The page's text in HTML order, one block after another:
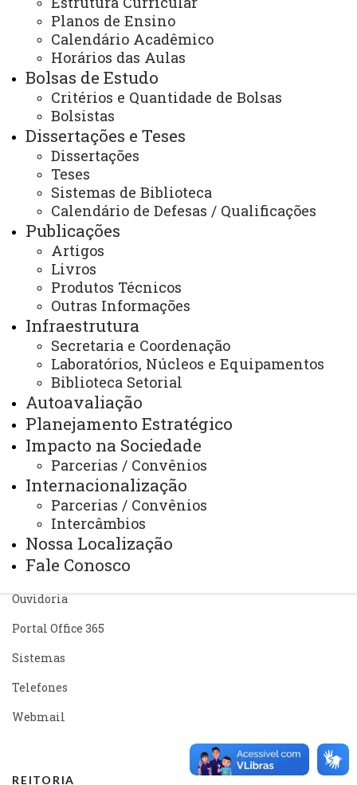
Planos de Ensino
Calendário Acadêmico
Horários das Aulas
Bolsas de Estudo
Critérios e Quantidade de Bolsas
Bolsistas
Dissertações e Teses
Dissertações
Teses
Sistemas de Biblioteca
Calendário de Defesas / Qualificações
Publicações
Artigos
Livros
Produtos Técnicos
Outras Informações
Infraestrutura
Secretaria e Coordenação
Laboratórios, Núcleos e Equipamentos
Biblioteca Setorial
Autoavaliação
Planejamento Estratégico
Impacto na Sociedade
Parcerias / Convênios
Internacionalização
Parcerias / Convênios
Intercâmbios
Nossa Localização
Fale Conosco
(45) 3220-3175 (WhatsApp)
Horário de Atendimento:
Segunda à sexta
08:30 às 11:30
13:30 às 17:00
Rua Universitária, 2069.
Prédio de Protótipos, 2º piso.
cascavel.pgeagri@unioeste.br
Você está aqui:Unioeste
PGEAGRI - Pós-graduação em Engenharia Agrícola -
Cascavel
Editais
Outros
Stricto Sensu - Mestrado e Doutorado
Programas - Cascavel
Engenharia Agrícola - PGEAGRI
Contato - PGEAGRI
Contato - PGEAGRI
ACESSE
Acesso Restrito (Editores do Portal)
Arquivo Virtual
Bibliotecas
Identidade Visual
Mapa do Site
Ouvidoria
Portal Office 365
Sistemas
Telefones
Webmail
REITORIA